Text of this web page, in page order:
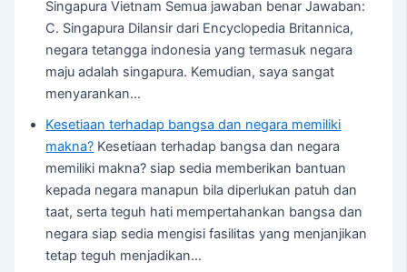
Singapura Vietnam Semua jawaban benar Jawaban:
C. Singapura Dilansir dari Encyclopedia Britannica,
negara tetangga indonesia yang termasuk negara
maju adalah singapura. Kemudian, saya sangat
menyarankan…
Kesetiaan terhadap bangsa dan negara memiliki
makna? Kesetiaan terhadap bangsa dan negara
memiliki makna? siap sedia memberikan bantuan
kepada negara manapun bila diperlukan patuh dan
taat, serta teguh hati mempertahankan bangsa dan
negara siap sedia mengisi fasilitas yang menjanjikan
tetap teguh menjadikan…